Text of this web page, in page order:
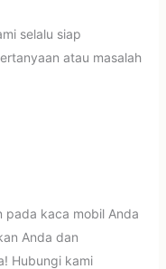
selalu siap
atau masalah
pada kaca mobil Anda
Anda dan
Hubungi kami